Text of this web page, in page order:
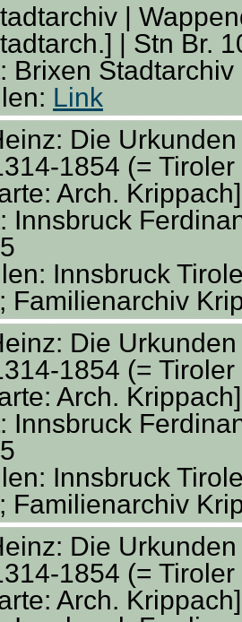
|
| Stn Br.
Brixen Stadtarchiv
Link
Die
1854 (=
Arch.
Innsbruck
Innsbruck
Familienarchiv
Die
1854 (=
Arch.
Innsbruck
Innsbruck
Familienarchiv
Die
1854 (=
Arch.